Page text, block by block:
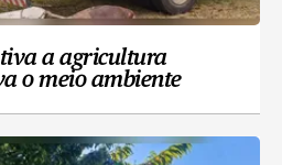
a agricultura
o meio ambiente